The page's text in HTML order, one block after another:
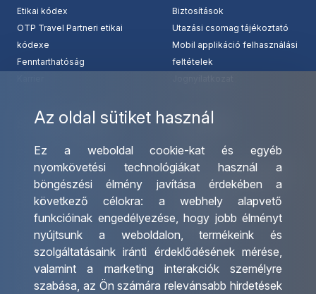
Az oldal sütiket használ
Ez a weboldal cookie-kat és egyéb
nyomkövetési technológiákat használ a
böngészési élmény javítása érdekében a
következő célokra: a webhely alapvető
funkcióinak engedélyezése, hogy jobb élményt
nyújtsunk a weboldalon,termékeink és
szolgáltatásaink iránti érdeklődésének mérése,
valamint a marketing interakciók személyre
szabása, az Ön számára relevánsabb hirdetések
Etikai kódex
OTP Travel Partneri etikai
kódexe
Fenntarthatóság
Biztosítások
Utazási csomag tájékoztató
Mobil applikáció felhasználási
feltételek
Szolgáltatásaink
Csoportos utazások
szervezése
Egyéni utak szervezése
Hajóutak
Üzleti utaztatás
Nemzetközi tanár és
diákigazolványok
Letölthető katalógusunk
Ajándékutalvány
Kapcsolat
Irodáink
Utazásszervező partnereink
Viszonteladó Partnereink
Partnereinknek
Utazási kérdőív
Impresszum